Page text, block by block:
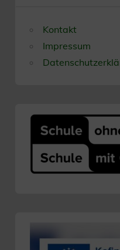
Kontakt
Impressum